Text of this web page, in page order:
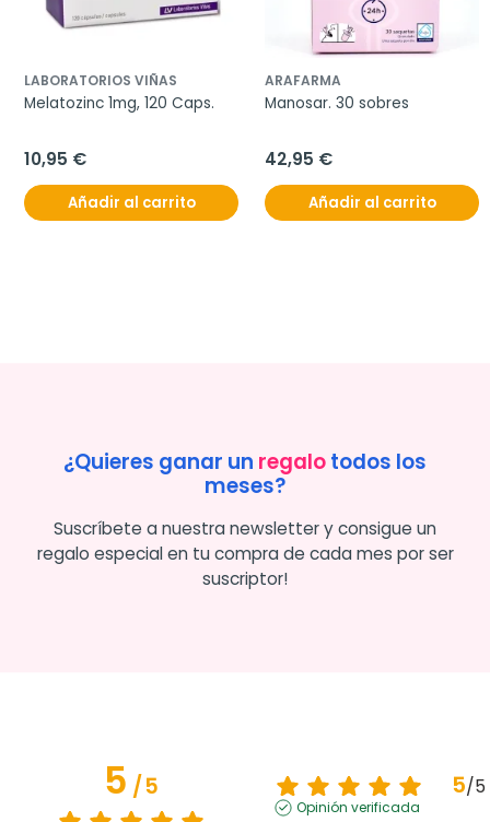
LABORATORIOS VIÑAS
Melatozinc 1mg, 120 Caps.
10,95 €
Añadir al carrito
ARAFARMA
Manosar. 30 sobres
42,95 €
Añadir al carrito
¿Quieres ganar un regalotodos los
meses?
Suscríbete a nuestra newsletter y consigue un
regalo especial en tu compra de cada mes por ser
suscriptor!
5/5 5/5
Opinión verificada